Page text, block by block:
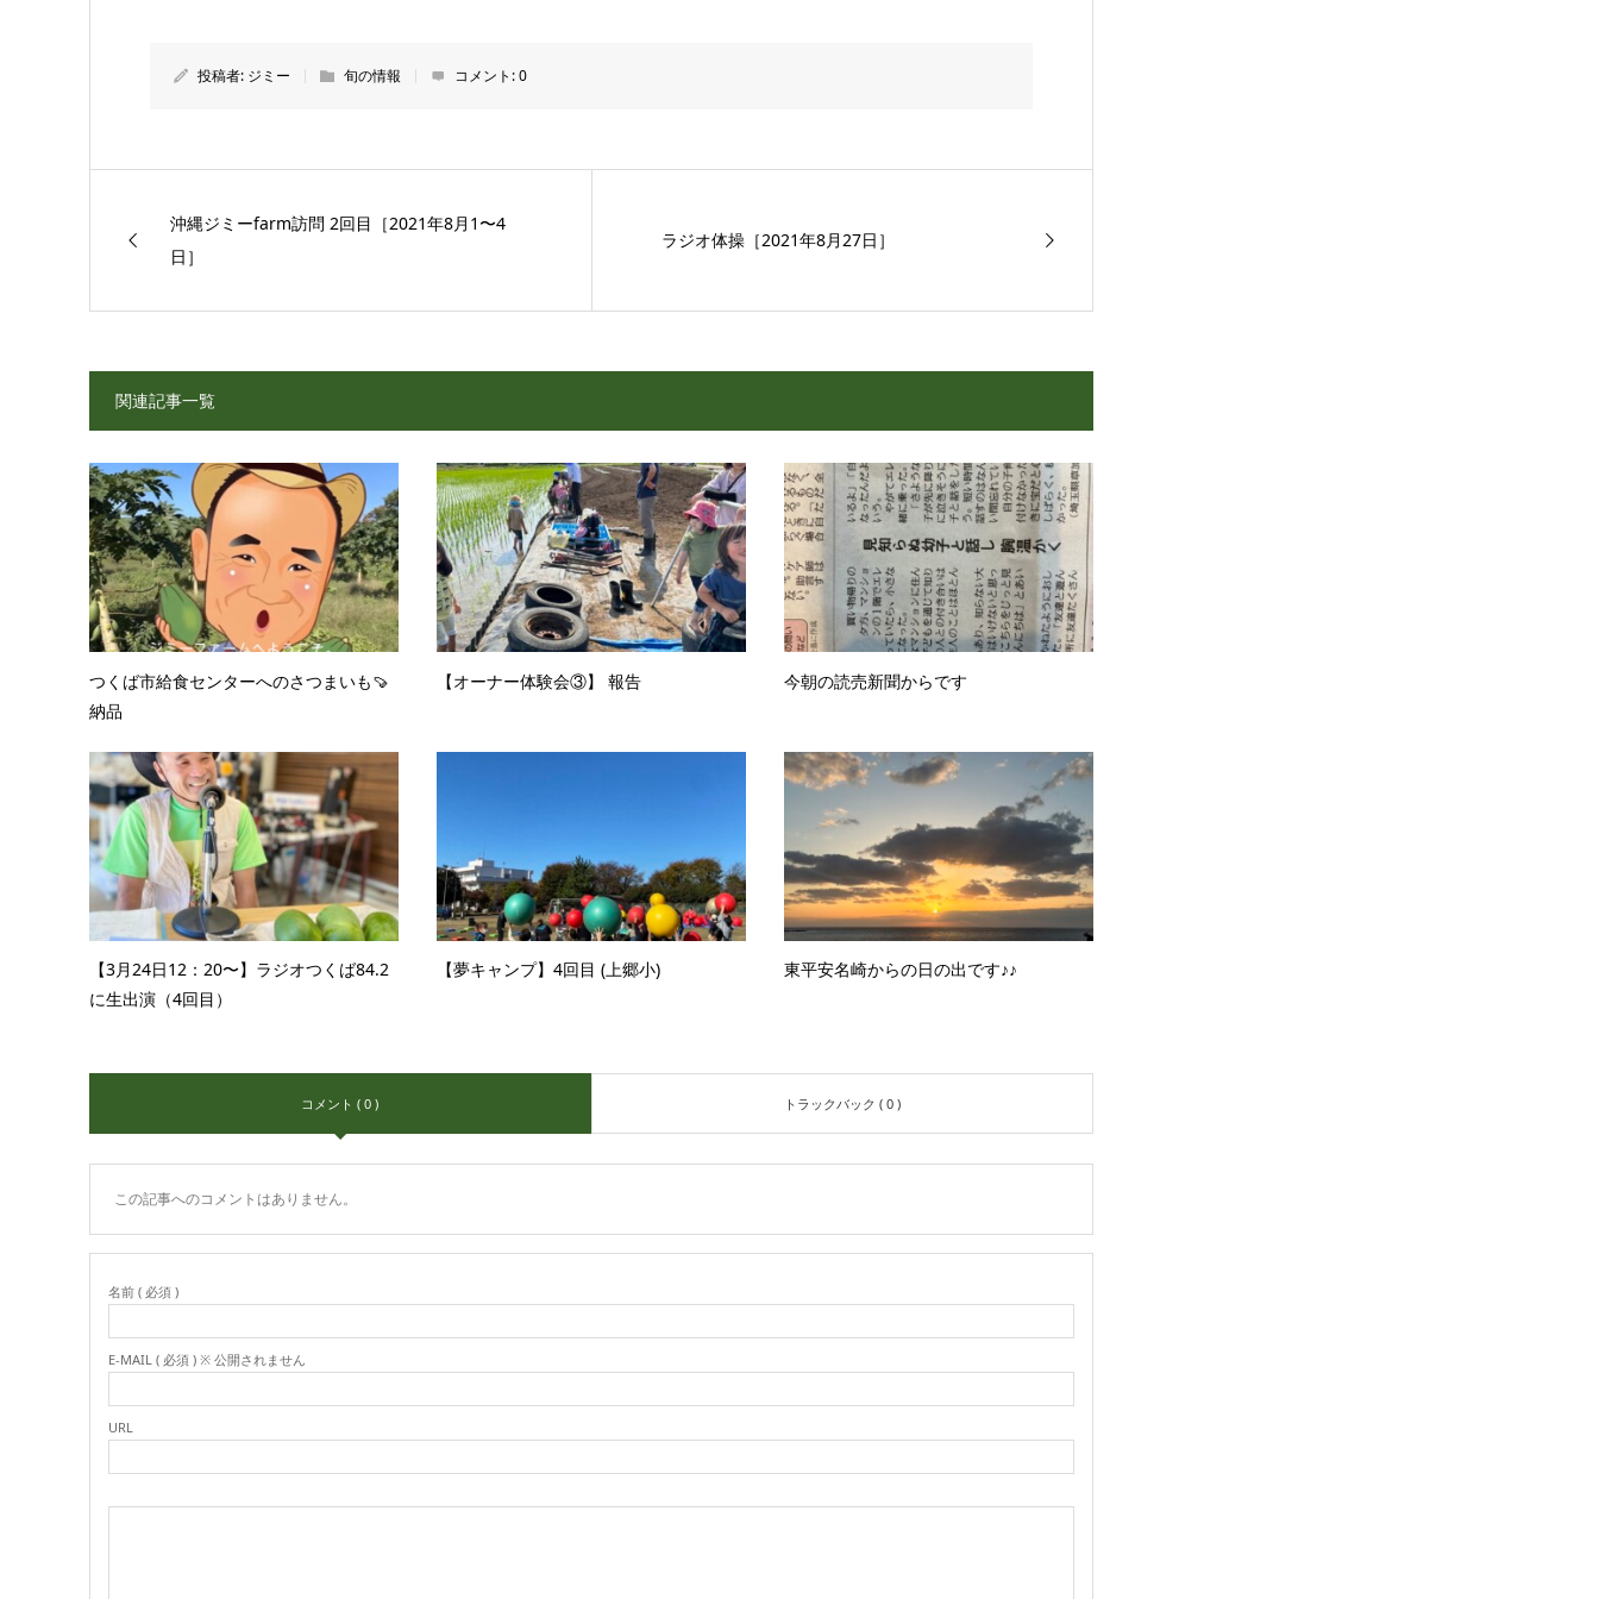
投稿者: ジミー 旬の情報 コメント:0
沖縄ジミーfarm訪問 2回目［2021年8月1〜4
日］
ラジオ体操［2021年8月27日］
関連記事一覧
つくば市給食センターへのさつまいも🍠
納品
【オーナー体験会③】 報告 今朝の読売新聞からです
【3月24日12：20〜】ラジオつくば84.2
に生出演（4回目）
【夢キャンプ】4回目 (上郷小) 東平安名崎からの日の出です♪♪
コメント ( 0 ) トラックバック ( 0 )
この記事へのコメントはありません。
名前 ( 必須 )
E-MAIL ( 必須 ) ※ 公開されません
URL